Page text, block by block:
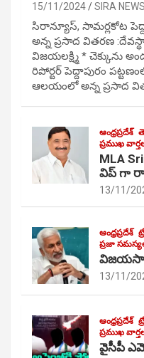
15/11/2024 SIRA NEWS
సిరాన్యూస్, సామర్లకోట
అన్న ప్రసాద వితరణ
విజయలక్ష్మి * చెక్కును
రిపోర్టర్ పెద్దాపురం
ఆలయంలో అన్న ప్రసాద
ఆంధ్రప్రదేశ్
ప్రముఖ
MLA
విప్ గా
13/11/
ఆంధ్రప్రదేశ్
ప్రజా
13/11/
ఆంధ్రప్రదేశ్
ప్రముఖ
వైసీపీ